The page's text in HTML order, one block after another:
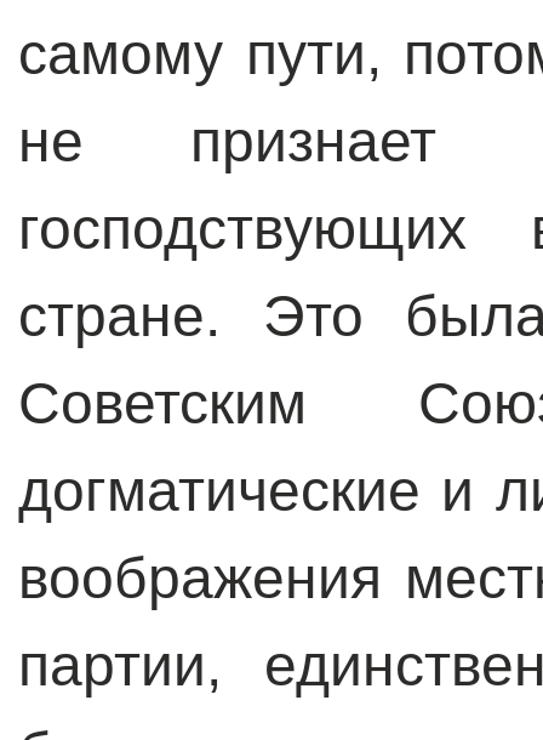
самому пути,
не признает
стране. Это
Советским
догматические и
воображения
партии,